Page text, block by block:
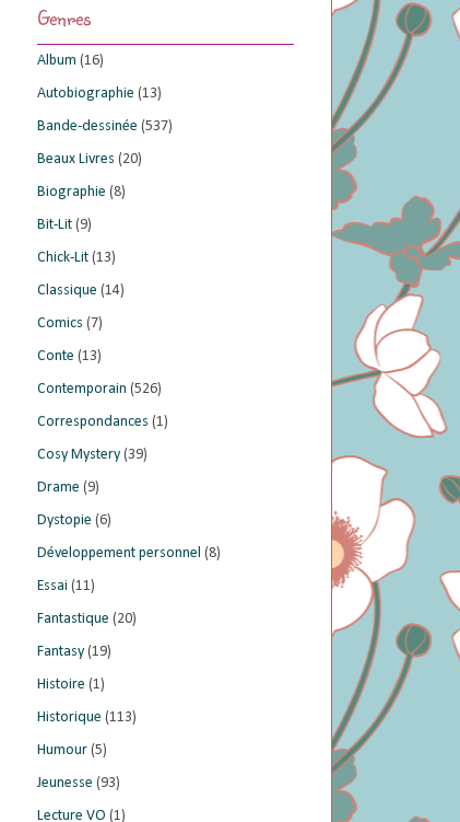
Genres
Album (16)
Autobiographie (13)
Bande-dessinée (537)
Beaux Livres (20)
Biographie (8)
Bit-Lit (9)
Chick-Lit (13)
Classique (14)
Comics (7)
Conte (13)
Contemporain (526)
Correspondances (1)
Cosy Mystery (39)
Drame (9)
Dystopie (6)
Développement personnel (8)
Essai (11)
Fantastique (20)
Fantasy (19)
Histoire (1)
Historique (113)
Humour (5)
Jeunesse (93)
Lecture VO (1)